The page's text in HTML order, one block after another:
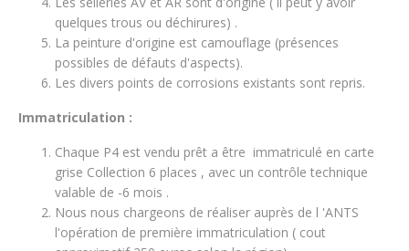
quelques trous ou déchirures) .
La peinture d'origine est camouflage (présences
possibles de défauts d'aspects).
Les divers points de corrosions existants sont repris.
Immatriculation :
Chaque P4 est vendu prêt a être immatriculé en carte
grise Collection 6 places , avec un contrôle technique
valable de -6 mois .
Nous nous chargeons de réaliser auprès de l 'ANTS
l'opération de première immatriculation ( cout